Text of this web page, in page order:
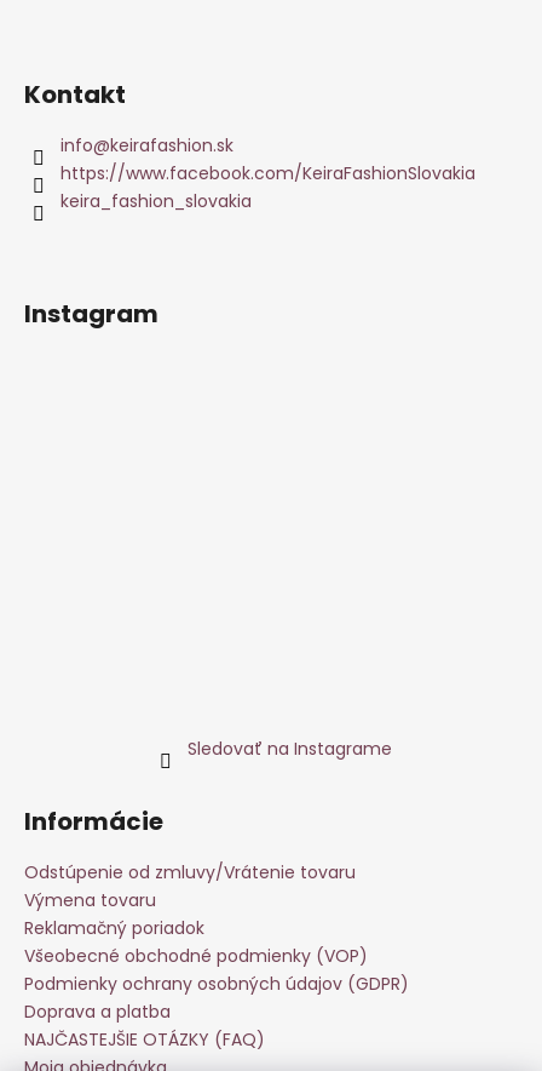
Kontakt
info@keirafashion.sk
https://www.facebook.com/KeiraFashionSlovakia
keira_fashion_slovakia
Instagram
Sledovať na Instagrame
Informácie
Odstúpenie od zmluvy/Vrátenie tovaru
Výmena tovaru
Reklamačný poriadok
Všeobecné obchodné podmienky (VOP)
Podmienky ochrany osobných údajov (GDPR)
Doprava a platba
NAJČASTEJŠIE OTÁZKY (FAQ)